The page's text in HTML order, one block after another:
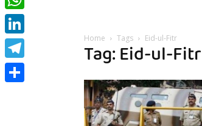
Home Tags Eid-ul-Fitr
Tag: Eid-ul-Fitr
WhatsApp
LinkedIn
Telegram